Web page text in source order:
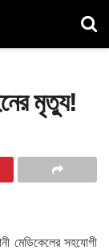
মৃত্যু!
মেডিকেলের সহযোগী